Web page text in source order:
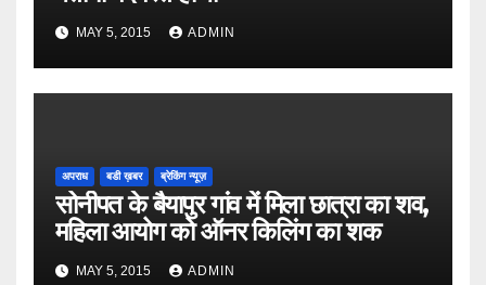
MAY 5, 2015 ADMIN
अपराध बडी ख़बर ब्रेकिंग न्यूज़
सोनीपत के बैयापुर गांव में मिला छात्रा का शव,
महिला आयोग को ऑनर किलिंग का शक
MAY 5, 2015 ADMIN